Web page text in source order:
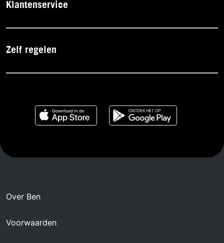
Klantenservice
Zelf regelen
Over Ben
Voorwaarden